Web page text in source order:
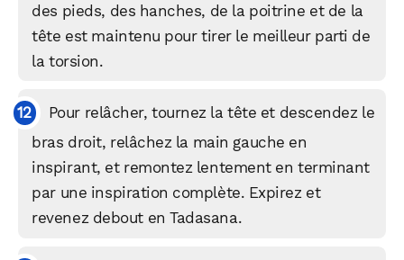
des pieds, des hanches, de la poitrine et de la
tête est maintenu pour tirer le meilleur parti de
la torsion.
Pour relâcher, tournez la tête et descendez le
bras droit, relâchez la main gauche en
inspirant, et remontez lentement en terminant
par une inspiration complète. Expirez et
revenez debout en Tadasana.
WhatsApp Telegram Email